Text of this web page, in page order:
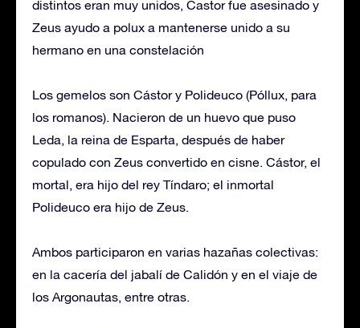
distintos eran muy unidos, Castor fue asesinado y
Zeus ayudo a polux a mantenerse unido a su
hermano en una constelación
Los gemelos son Cástor y Polideuco (Póllux, para
los romanos). Nacieron de un huevo que puso
Leda, la reina de Esparta, después de haber
copulado con Zeus convertido en cisne. Cástor, el
mortal, era hijo del rey Tíndaro; el inmortal
Polideuco era hijo de Zeus.
Ambos participaron en varias hazañas colectivas:
en la cacería del jabalí de Calidón y en el viaje de
los Argonautas, entre otras.